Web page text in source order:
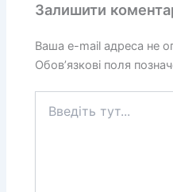
Залишити
Ваша e-mail адреса не
Обов’язкові поля
тут...